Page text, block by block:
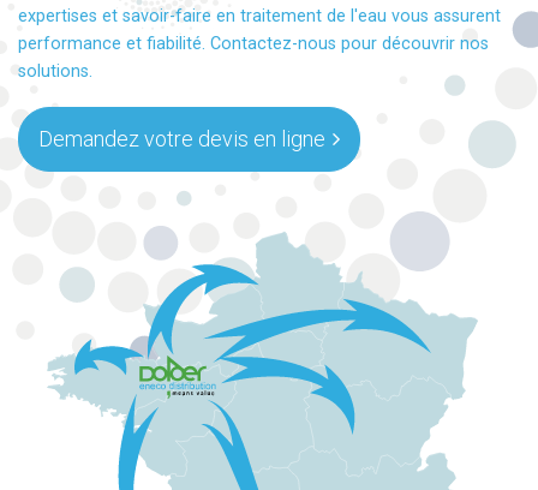
expertises et savoir-faire en traitement de l'eau vous assurent
performance et fiabilité. Contactez-nous pour découvrir nos
solutions.
Demandez votre devis en ligne